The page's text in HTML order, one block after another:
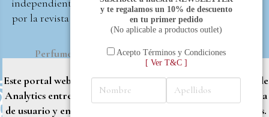
independiente de España, en recibir el premio otorgado
por la revista Beautyproof en 2015 a la mejor perfumería
de autor.
Perfumería Nadia2017 |Política de Privacidad
Este portal web utiliza cookies propias y de terceros (Google
Analytics entre otros) para brindarle una mejor experiencia
de usuario y entregar contenido adaptado a sus necesidades.
y te regalamos un 10% de descuento
en tu primer pedido
(No aplicable a productos outlet)
Acepto Términos y Condiciones
[ Ver T&C ]